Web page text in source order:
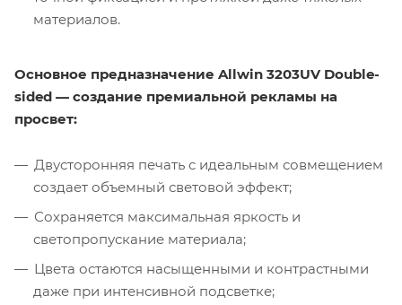
материалов.
Основное предназначение Allwin 3203UV Double-
sided — создание премиальной рекламы на
просвет:
Двусторонняя печать с идеальным совмещением
создает объемный световой эффект;
Сохраняется максимальная яркость и
светопропускание материала;
Цвета остаются насыщенными и контрастными
даже при интенсивной подсветке;